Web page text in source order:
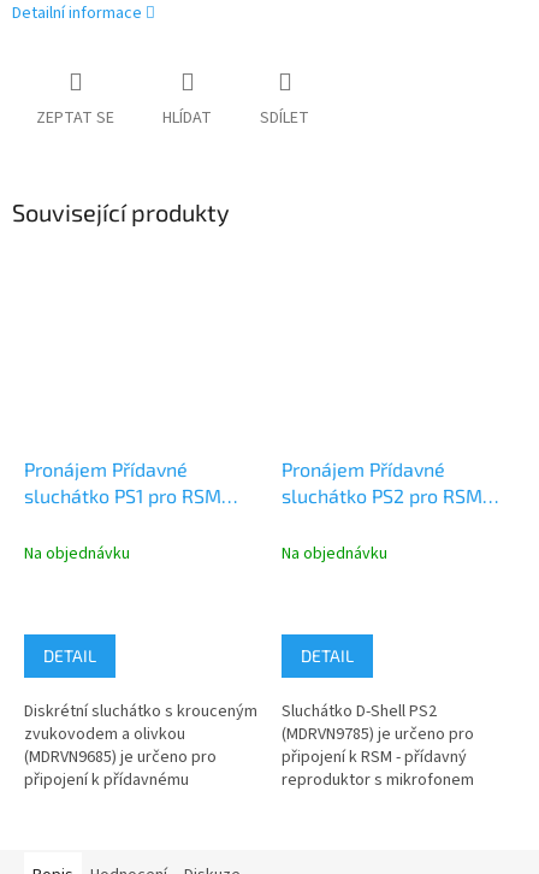
Detailní informace
ZEPTAT SE HLÍDAT SDÍLET
Související produkty
Pronájem Přídavné
sluchátko PS1 pro RSM
Na objednávku
DETAIL
Diskrétní sluchátko s krouceným
zvukovodem a olivkou
(MDRVN9685) je určeno pro
připojení k přídavnému
Pronájem Přídavné
sluchátko PS2 pro RSM
Na objednávku
DETAIL
Sluchátko D-Shell PS2
(MDRVN9785) je určeno pro
připojení k RSM - přídavný
reproduktor s mikrofonem